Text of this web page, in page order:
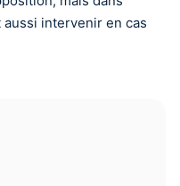
intervenir en cas